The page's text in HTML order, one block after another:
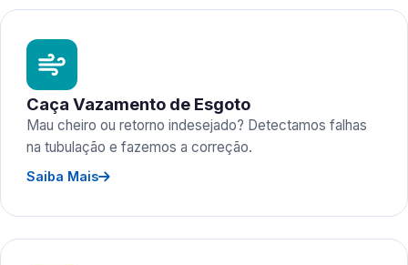
Caça Vazamento de Esgoto
Mau cheiro ou retorno indesejado? Detectamos falhas
na tubulação e fazemos a correção.
Saiba Mais